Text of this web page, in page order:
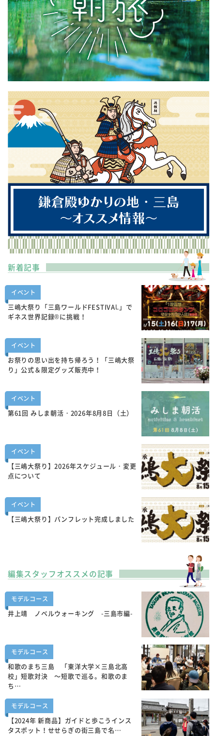
新着記事
イベント
三嶋大祭り「三島ワールドFESTIVAL」で
ギネス世界記録®に挑戦！
イベント
お祭りの思い出を持ち帰ろう！「三嶋大祭
り」公式＆限定グッズ販売中！
イベント
第61回 みしま朝活・2026年8月8日（土）
イベント
【三嶋大祭り】2026年スケジュール・変更
点について
イベント
【三嶋大祭り】パンフレット完成しました
編集スタッフオススメの記事
モデルコース
井上靖 ノベルウォーキング -三島市編-
モデルコース
和歌のまち三島 「東洋大学×三島北高
校」短歌対決 ～短歌で巡る。和歌のま
ち…
モデルコース
【2024年 新商品】ガイドと歩こうインス
タスポット！せせらぎの街三島で名…